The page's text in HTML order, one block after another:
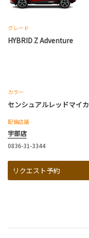
グレード
HYBRID Z Adventure
カラー
センシュアルレッドマイカ
配備店舗
宇部店
0836-31-3344
リクエスト予約